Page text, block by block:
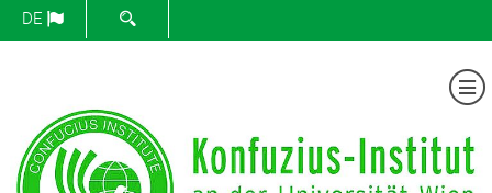
DE SUCHFORMULAR ÖFFNEN